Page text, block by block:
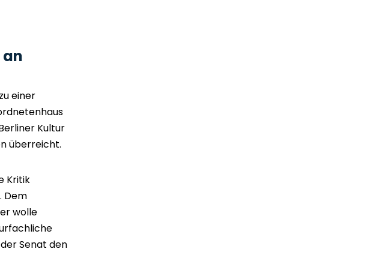
einer
Kultur
überreicht.
Kritik
Dem
wolle
Senat den